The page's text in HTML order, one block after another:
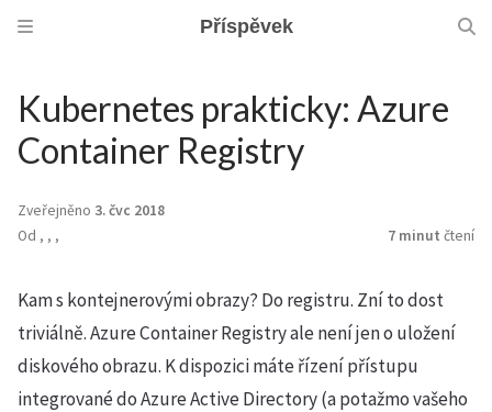
Příspěvek
Kubernetes prakticky: Azure
Container Registry
Zveřejněno 3. čvc 2018
Od , , , 7 minut čtení
Kam s kontejnerovými obrazy? Do registru. Zní to dost
triviálně. Azure Container Registry ale není jen o uložení
diskového obrazu. K dispozici máte řízení přístupu
integrované do Azure Active Directory (a potažmo vašeho